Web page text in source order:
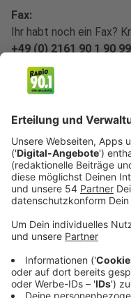
Fax:
Ihr habt noch ein Fax?
+49 (0) 2161 90 1 90 99
WhatsApp
Wir freuen uns auf
+49 (0) 2161 90 1 90 12
Wie funktioniert es?
1. Speichert unsere